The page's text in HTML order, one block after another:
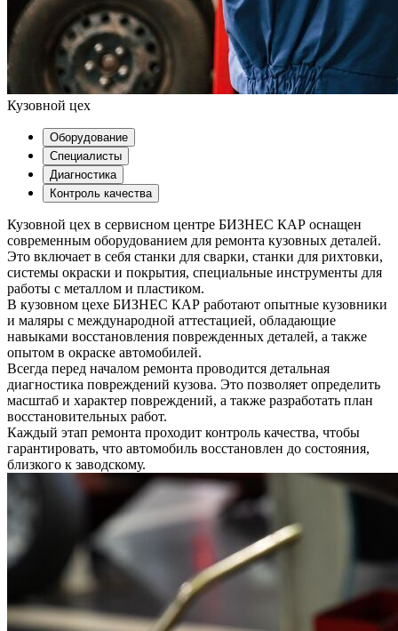
Кузовной цех
Оборудование
Специалисты
Диагностика
Контроль качества
Кузовной цех в сервисном центре БИЗНЕС КАР оснащен
современным оборудованием для ремонта кузовных деталей.
Это включает в себя станки для сварки, станки для рихтовки,
системы окраски и покрытия, специальные инструменты для
работы с металлом и пластиком.
В кузовном цехе БИЗНЕС КАР работают опытные кузовники
и маляры с международной аттестацией, обладающие
навыками восстановления поврежденных деталей, а также
опытом в окраске автомобилей.
Всегда перед началом ремонта проводится детальная
диагностика повреждений кузова. Это позволяет определить
масштаб и характер повреждений, а также разработать план
восстановительных работ.
Каждый этап ремонта проходит контроль качества, чтобы
гарантировать, что автомобиль восстановлен до состояния,
близкого к заводскому.